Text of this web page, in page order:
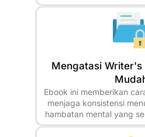
Mengatasi Writer's
Ebook ini memberikan
menjaga konsistensi
hambatan mental yang